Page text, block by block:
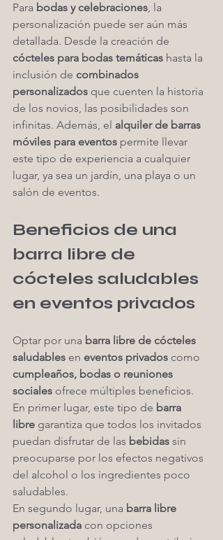
Para bodas y celebraciones, la
personalización puede ser aún más
detallada. Desde la creación de
cócteles para bodas temáticas hasta la
inclusión de combinados
personalizados que cuenten la historia
de los novios, las posibilidades son
infinitas. Además, el alquiler de barras
móviles para eventos permite llevar
este tipo de experiencia a cualquier
lugar, ya sea un jardín, una playa o un
salón de eventos.
Beneficios de una
barra libre de
cócteles saludables
en eventos privados
Optar por una barra libre de cócteles
saludables en eventos privados como
cumpleaños, bodas o reuniones
sociales ofrece múltiples beneficios.
En primer lugar, este tipo de barra
libre garantiza que todos los invitados
puedan disfrutar de las bebidas sin
preocuparse por los efectos negativos
del alcohol o los ingredientes poco
saludables.
En segundo lugar, una barra libre
personalizada con opciones